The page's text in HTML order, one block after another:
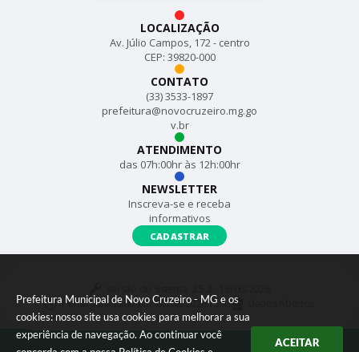
Prefeitura Municipal de Novo Cruzeiro - MG e os
cookies: nosso site usa cookies para melhorar a sua
experiência de navegação. Ao continuar você
ACEITAR
LOCALIZAÇÃO
Av. Júlio Campos, 172 - centro
CEP: 39820-000
CONTATO
(33) 3533-1897
prefeitura@novocruzeiro.mg.go
v.br
ATENDIMENTO
das 07h:00hr às 12h:00hr
NEWSLETTER
Inscreva-se e receba
informativos
CADASTRAR
Portal atualizado em:07/08/2026 15:43